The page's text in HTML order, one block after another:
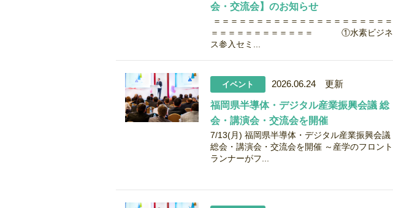
会・交流会】のお知らせ
＝＝＝＝＝＝＝＝＝＝＝＝＝＝＝＝＝＝＝＝＝
＝＝＝＝＝＝＝＝＝＝＝＝ ①水素ビジネ
ス参入セミ...
イベント 2026.06.24 更新
福岡県半導体・デジタル産業振興会議 総
会・講演会・交流会を開催
7/13(月) 福岡県半導体・デジタル産業振興会議
総会・講演会・交流会を開催 ～産学のフロント
ランナーがフ...